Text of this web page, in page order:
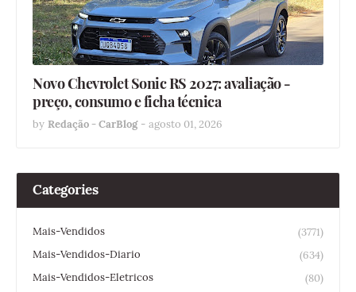
Novo Chevrolet Sonic RS 2027: avaliação -
preço, consumo e ficha técnica
by Redação - CarBlog - agosto 01, 2026
Categories
Mais-Vendidos
(3771)
Mais-Vendidos-Diario
(634)
Mais-Vendidos-Eletricos
(80)